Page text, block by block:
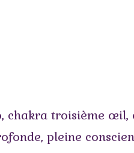
, chakra troisième œil,
, pleine